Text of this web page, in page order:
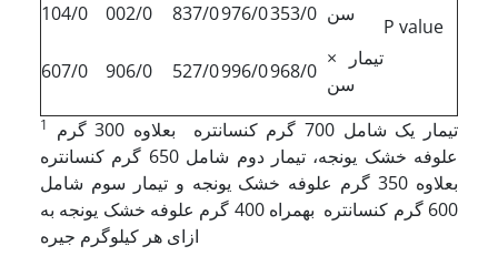
سن
P value
104/0 002/0 837/0976/0353/0
607/0 906/0 527/0996/0968/0
تیمار ×
سن
1
علوفه خشک یونجه، تیمار دوم شامل 650 گرم کنسانتره
بعلاوه 350 گرم علوفه خشک یونجه و تیمار سوم شامل
600 گرم کنسانتره بهمراه 400 گرم علوفه خشک یونجه به
ازای هر کیلوگرم جیره